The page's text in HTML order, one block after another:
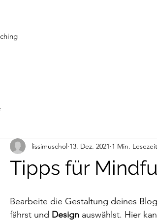
Tipps für
lissimuschol 13. Dez. 2021 1 Min. Lesezeit
Bearbeite die Gestaltung deines
fährst und Design auswählst. Hier